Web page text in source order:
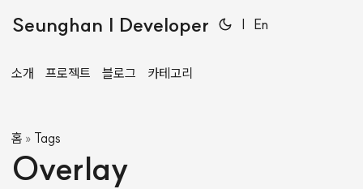
Seunghan | Developer | En
소개 프로젝트 블로그 카테고리
홈 » Tags
Overlay